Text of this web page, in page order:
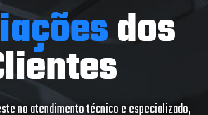
dos
no atendimento técnico e especializado,